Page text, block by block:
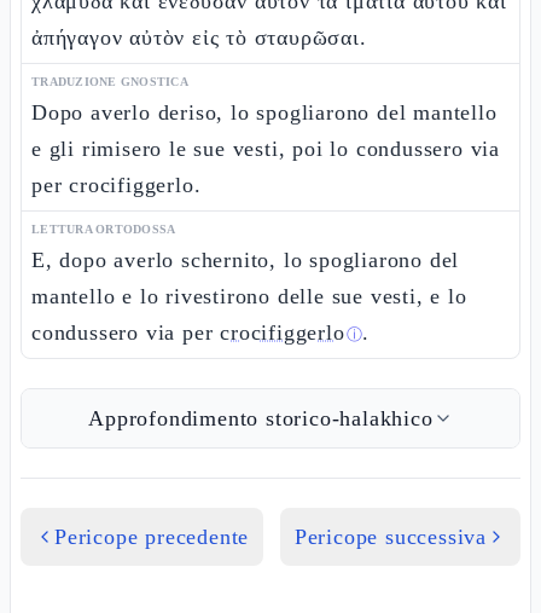
ἀπήγαγον αὐτὸν εἰς τὸ σταυρῶσαι.
TRADUZIONE GNOSTICA
Dopo averlo deriso, lo spogliarono del mantello
e gli rimisero le sue vesti, poi lo condussero via
per crocifiggerlo.
LETTURA ORTODOSSA
E, dopo averlo schernito, lo spogliarono del
mantello e lo rivestirono delle sue vesti, e lo
condussero via percrocifiggerloⓘ.
Approfondimento storico-halakhico
Pericope precedente Pericope successiva